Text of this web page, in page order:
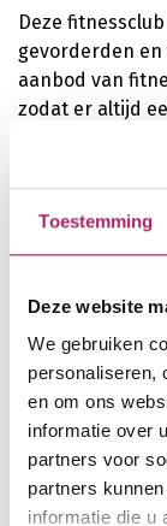
Toestemming
Deze website
We gebruiken
personaliseren,
en om ons
informatie over
partners voor
partners
informatie die u
Deze
gevorderden en
aanbod van
zodat er altijd
langs en neem
cardiofitness
2060
fit-